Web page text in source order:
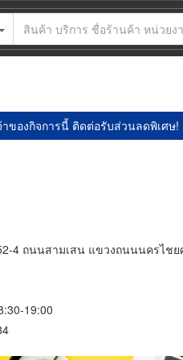
ของกิจการนี้ ติดต่อรับส่วนลดพิเศษ!
4 ถนนสามเสน แขวงถนนนครไช
19:00